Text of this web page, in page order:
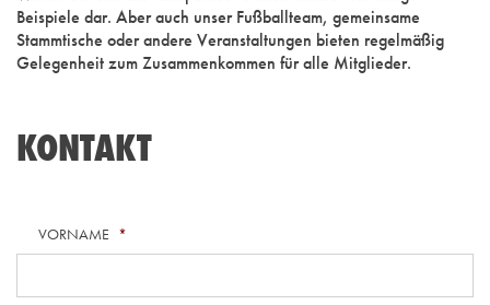
Beispiele dar. Aber auch unser Fußballteam, gemeinsame
Stammtische oder andere Veranstaltungen bieten regelmäßig
Gelegenheit zum Zusammenkommen für alle Mitglieder.
KONTAKT
VORNAME *